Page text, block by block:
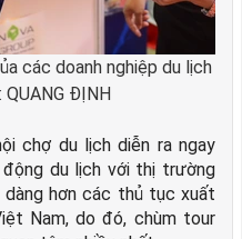
các doanh nghiệp du lịch
ĐỊNH
chợ du lịch diễn ra ngay
du lịch với thị trường
dàng hơn các thủ tục xuất
Nam, do đó, chùm tour